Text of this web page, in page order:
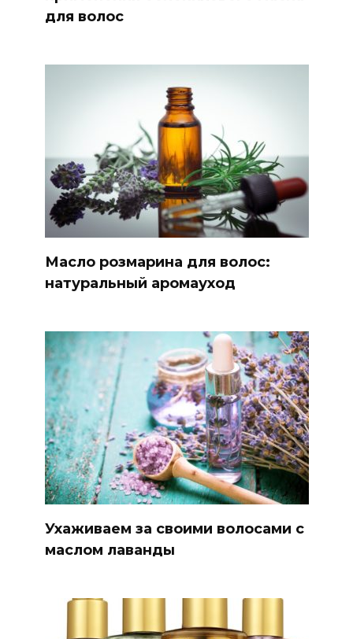
для волос
Масло розмарина для волос:
натуральный аромауход
Ухаживаем за своими волосами с
маслом лаванды